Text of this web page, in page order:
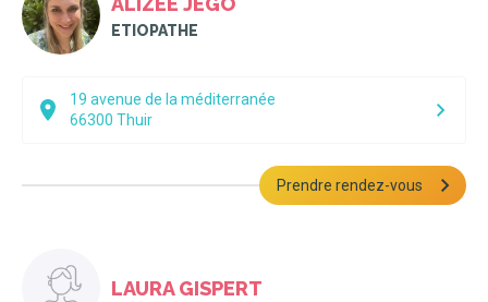
ETIOPATHE
19 avenue de la méditerranée
66300 Thuir
Prendre rendez-vous
LAURA GISPERT